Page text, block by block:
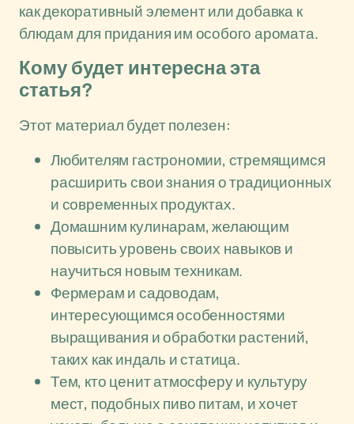
как декоративный элемент или добавка к
блюдам для придания им особого аромата.
Кому будет интересна эта
статья?
Этот материал будет полезен:
Любителям гастрономии, стремящимся
расширить свои знания о традиционных
и современных продуктах.
Домашним кулинарам, желающим
повысить уровень своих навыков и
научиться новым техникам.
Фермерам и садоводам,
интересующимся особенностями
выращивания и обработки растений,
таких как индаль и статица.
Тем, кто ценит атмосферу и культуру
мест, подобных пиво питам, и хочет